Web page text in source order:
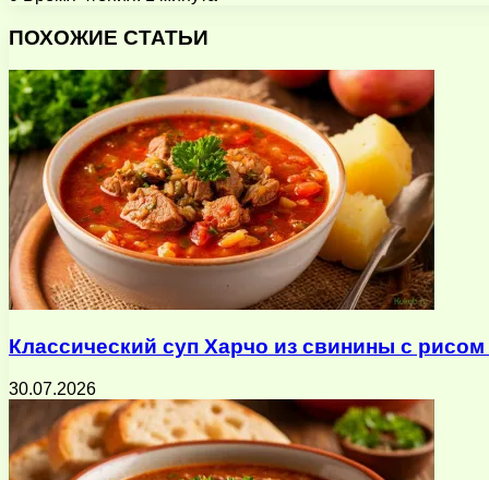
через
почту
ПОХОЖИЕ СТАТЬИ
Классический суп Харчо из свинины с
30.07.2026